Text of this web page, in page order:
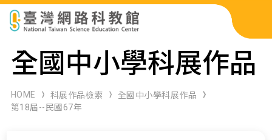
科展作品檢索
科學研習月刊
全國中小學科展作品
HOME 科展作品檢索
全國中小學科展作品
第18屆--民國67年